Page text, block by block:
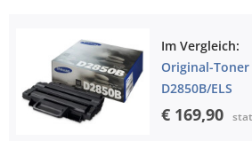
Im Vergleich:
Original-Toner
D2850B/ELS
€ 169,90